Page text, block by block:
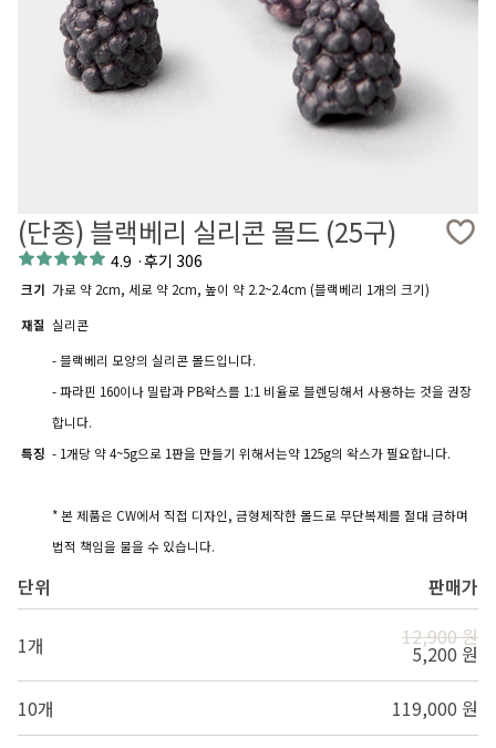
(단종) 블랙베리 실리콘 몰드 (25구)
4.9 ·후기 306
크기 가로 약 2cm, 세로 약 2cm, 높이 약 2.2~2.4cm (블랙베리 1개의 크기)
재질 실리콘
특징
- 블랙베리 모양의 실리콘 몰드입니다.
- 파라핀 160이나 밀랍과 PB왁스를 1:1 비율로 블렌딩해서 사용하는 것을 권장
합니다.
- 1개당 약 4~5g으로 1판을 만들기 위해서는약 125g의 왁스가 필요합니다.
* 본 제품은 CW에서 직접 디자인, 금형제작한 몰드로 무단복제를 절대 금하며
법적 책임을 물을 수 있습니다.
단위 판매가
1개 12,900 원
5,200 원
10개 119,000 원